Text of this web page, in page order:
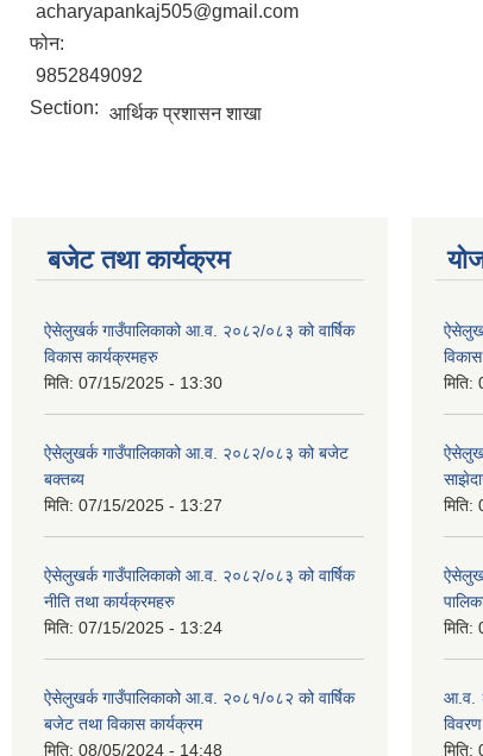
acharyapankaj505@gmail.com
फोन:
9852849092
Section: आर्थिक प्रशासन शाखा
बजेट तथा कार्यक्रम
ऐसेलुखर्क गाउँपालिकाको आ.व. २०८२/०८३ को वार्षिक
विकास कार्यक्रमहरु
मिति: 07/15/2025 - 13:30
ऐसेलुखर्क गाउँपालिकाको आ.व. २०८२/०८३ को बजेट
बक्तब्य
मिति: 07/15/2025 - 13:27
ऐसेलुखर्क गाउँपालिकाको आ.व. २०८२/०८३ को वार्षिक
नीति तथा कार्यक्रमहरु
मिति: 07/15/2025 - 13:24
ऐसेलुखर्क गाउँपालिकाको आ.व. २०८१/०८२ को वार्षिक
बजेट तथा विकास कार्यक्रम
मिति: 08/05/2024 - 14:48
मिति:
मिति:
मिति:
आ.व.
विवरण
मिति: